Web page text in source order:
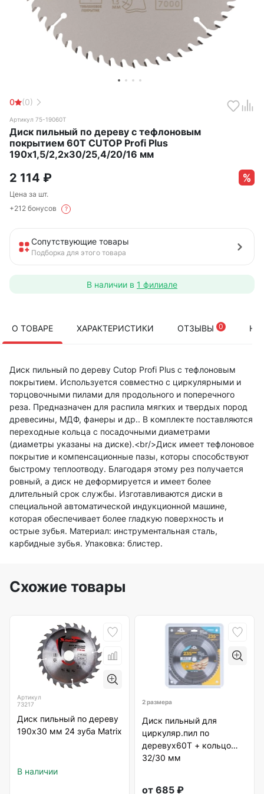
0 (0)
Артикул 75-19060Т
Диск пильный по дереву с тефлоновым
покрытием 60Т CUTOP Profi Plus
190х1,5/2,2х30/25,4/20/16 мм
2 114 ₽
Цена за шт.
+212 бонусов
?
Сопутствующие товары
Подборка для этого товара
В наличии в 1 филиале
О ТОВАРЕ ХАРАКТЕРИСТИКИ ОТЗЫВЫ 0
Диск пильный по дереву Cutop Profi Plus с тефлоновым
покрытием. Используется совместно с циркулярными и
торцовочными пилами для продольного и поперечного
реза. Предназначен для распила мягких и твердых пород
древесины, МДФ, фанеры и др.. В комплекте поставляются
переходные кольца с посадочными диаметрами
(диаметры указаны на диске).<br/>Диск имеет тефлоновое
покрытие и компенсационные пазы, которы способствуют
быстрому теплоотводу. Благодаря этому рез получается
ровный, а диск не деформируется и имеет более
длительный срок службы. Изготавливаются диски в
специальной автоматической индукционной машине,
которая обеспечивает более гладкую поверхность и
острые зубья. Материал: инструментальная сталь,
карбидные зубья. Упаковка: блистер.
Схожие товары
Артикул
73217
Диск пильный по дереву
190х30 мм 24 зуба Matrix
В наличии
2 размера
Диск пильный для
циркуляр.пил по
деревух60Т + кольцо
32/30 мм
от 685 ₽